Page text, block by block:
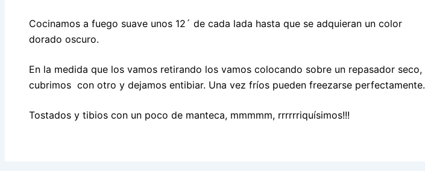
Cocinamos a fuego suave unos 12´ de cada lada hasta que se adquieran un color
dorado oscuro.
En la medida que los vamos retirando los vamos colocando sobre un repasador seco,
cubrimos con otro y dejamos entibiar. Una vez fríos pueden freezarse perfectamente.
Tostados y tibios con un poco de manteca, mmmmm, rrrrrriquísimos!!!